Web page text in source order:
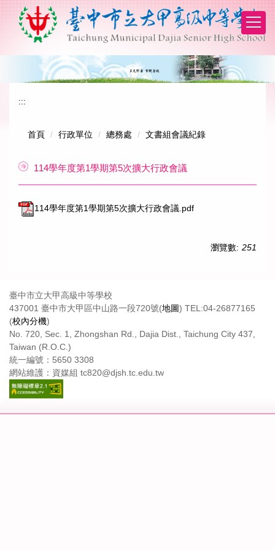
:::
首頁 行政單位 總務處 文書組會議紀錄
114學年度第1學期第5次擴大行政會議
114學年度第1學期第5次擴大行政會議.pdf
瀏覽數: 251
臺中市立大甲高級中等學校
437001 臺中市大甲區中山路一段720號(地圖) TEL:04-26877165
(校內分機)
No. 720, Sec. 1, Zhongshan Rd., Dajia Dist., Taichung City 437,
Taiwan (R.O.C.)
統一編號：5650 3308
網站維護：資媒組 tc820@djsh.tc.edu.tw